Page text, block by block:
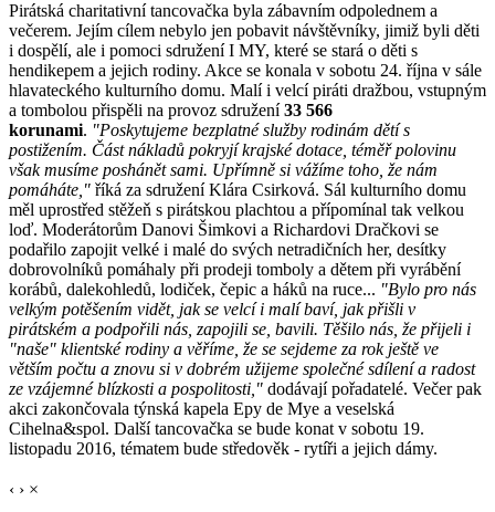
Pirátská charitativní tancovačka byla zábavním odpolednem a
večerem. Jejím cílem nebylo jen pobavit návštěvníky, jimiž byli děti
i dospělí, ale i pomoci sdružení I MY, které se stará o děti s
hendikepem a jejich rodiny. Akce se konala v sobotu 24. října v sále
hlavateckého kulturního domu. Malí i velcí piráti dražbou, vstupným
a tombolou přispěli na provoz sdružení33 566
korunami. "Poskytujeme bezplatné služby rodinám dětí s
postižením. Část nákladů pokryjí krajské dotace, téměř polovinu
však musíme poshánět sami. Upřímně si vážíme toho, že nám
pomáháte," říká za sdružení Klára Csirková. Sál kulturního domu
měl uprostřed stěžeň s pirátskou plachtou a přípomínal tak velkou
loď. Moderátorům Danovi Šimkovi a Richardovi Dračkovi se
podařilo zapojit velké i malé do svých netradičních her, desítky
dobrovolníků pomáhaly při prodeji tomboly a dětem při vyrábění
korábů, dalekohledů, lodiček, čepic a háků na ruce... "Bylo pro nás
velkým potěšením vidět, jak se velcí i malí baví, jak přišli v
pirátském a podpořili nás, zapojili se, bavili. Těšilo nás, že přijeli i
"naše" klientské rodiny a věříme, že se sejdeme za rok ještě ve
větším počtu a znovu si v dobrém užijeme společné sdílení a radost
ze vzájemné blízkosti a pospolitosti," dodávají pořadatelé. Večer pak
akci zakončovala týnská kapela Epy de Mye a veselská
Cihelna&spol. Další tancovačka se bude konat v sobotu 19.
listopadu 2016, tématem bude středověk - rytíři a jejich dámy.
‹ › ×